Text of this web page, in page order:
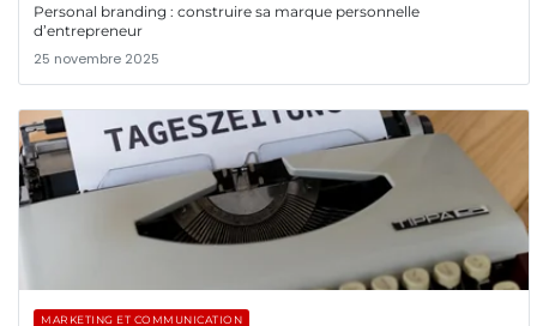
Personal branding : construire sa marque personnelle
d’entrepreneur
25 novembre 2025
MARKETING ET COMMUNICATION